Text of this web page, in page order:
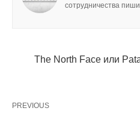
сотрудничества
The North Face или
PREVIOUS